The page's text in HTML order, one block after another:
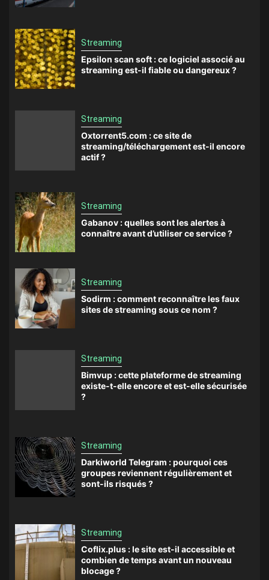
Streaming
Epsilon scan soft : ce logiciel associé au
streaming est-il fiable ou dangereux ?
Streaming
Oxtorrent5.com : ce site de
streaming/téléchargement est-il encore
actif ?
Streaming
Gabanov : quelles sont les alertes à
connaître avant d’utiliser ce service ?
Streaming
Sodirm : comment reconnaître les faux
sites de streaming sous ce nom ?
Streaming
Bimvup : cette plateforme de streaming
existe-t-elle encore et est-elle sécurisée
?
Streaming
Darkiworld Telegram : pourquoi ces
groupes reviennent régulièrement et
sont-ils risqués ?
Streaming
Coflix.plus : le site est-il accessible et
combien de temps avant un nouveau
blocage ?